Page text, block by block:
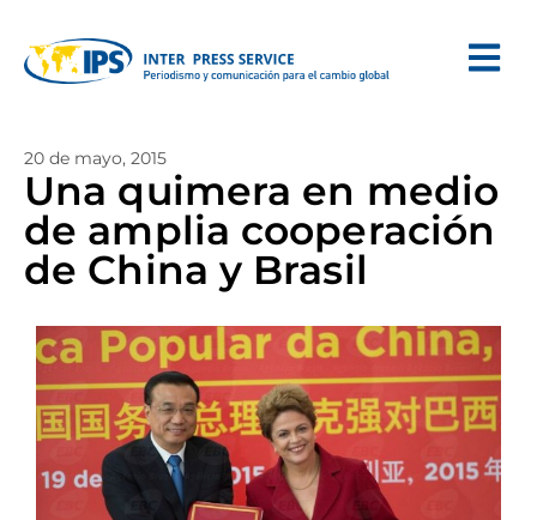
20 de mayo, 2015
Una quimera en medio
de amplia cooperación
de China y Brasil